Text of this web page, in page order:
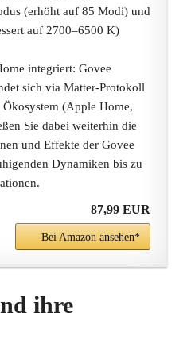
(erhöht auf 85 Modi) und
auf 2700–6500 K)
integriert: Govee
sich via Matter-Protokoll
(Apple Home,
Sie dabei weiterhin die
und Effekte der Govee
Dynamiken bis zu
87,99 EUR
Bei Amazon ansehen*
ihre